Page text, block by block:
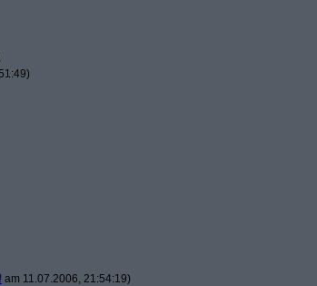
am 11.07.2006, 21:54:19)